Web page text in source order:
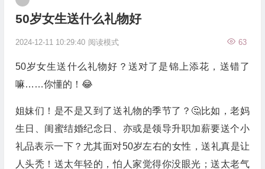
50岁女生送什么礼物好
2024-12-11 10:29:40 63
阅读模式
50岁女生送什么礼物好？送对了是锦上添花，送错了
嘛……你懂的！😂
姐妹们！是不是又到了送礼物的季节了？🤔比如，老妈
生日、闺蜜结婚纪念日、亦或是领导升职加薪要送个小
礼品表示一下？尤其面对50岁左右的女性，送礼真是让
人头秃！送太年轻的，怕人家觉得你没眼光；送太老气